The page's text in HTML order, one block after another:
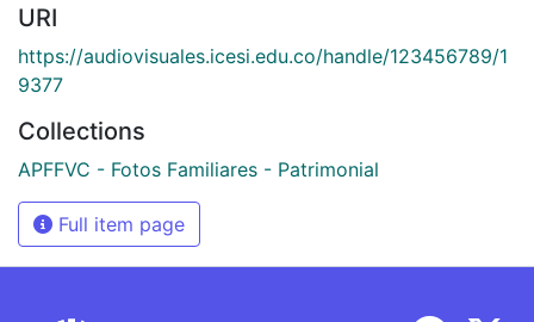
URI
https://audiovisuales.icesi.edu.co/handle/123456789/1
9377
Collections
APFFVC - Fotos Familiares - Patrimonial
Full item page